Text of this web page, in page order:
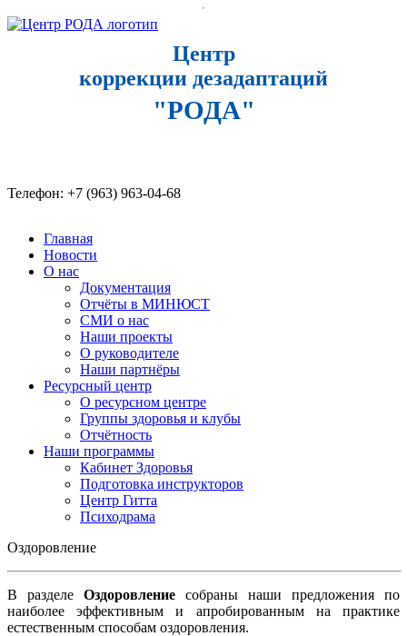
Центр
коррекции дезадаптаций
"РОДА"
Телефон: +7 (963) 963-04-68​
Главная
Новости
О нас
Документация
Отчёты в МИНЮСТ
СМИ о нас
Наши проекты
О руководителе
Наши партнёры
Ресурсный центр
О ресурсном центре
Группы здоровья и клубы
Отчётность
Наши программы
Кабинет Здоровья
Подготовка инструкторов
Центр Гитта
Психодрама
Оздоровление
В разделе Оздоровление собраны наши предложения по
наиболее эффективным и апробированным на практике
естественным способам оздоровления.